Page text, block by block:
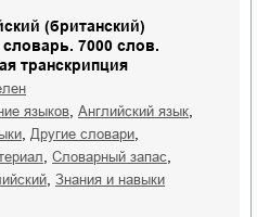
(британский)
словарь. 7000 слов.
транскрипция
языков английский язык
другие словари
словарный запас
знания и навыки